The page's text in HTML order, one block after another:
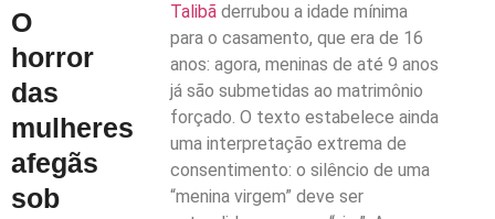
O
horror
das
mulheres
afegãs
sob
Talibã derrubou a idade mínima
para o casamento, que era de 16
anos: agora, meninas de até 9 anos
já são submetidas ao matrimônio
forçado. O texto estabelece ainda
uma interpretação extrema de
consentimento: o silêncio de uma
“menina virgem” deve ser